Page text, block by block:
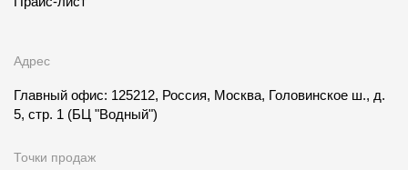
Адрес
Главный офис: 125212, Россия, Москва, Головинское ш., д.
5, стр. 1 (БЦ "Водный")
Точки продаж